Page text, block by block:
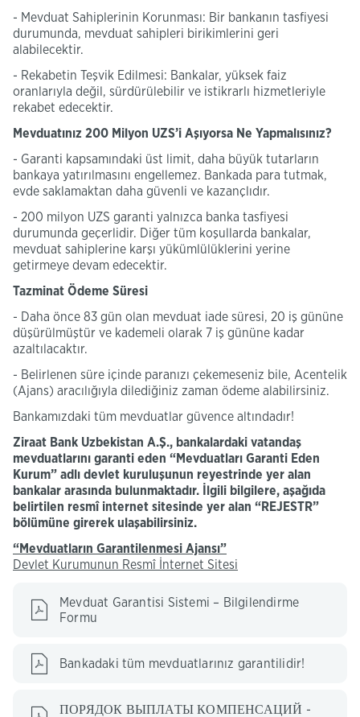
- Mevduat Sahiplerinin Korunması: Bir bankanın tasfiyesi
durumunda, mevduat sahipleri birikimlerini geri
alabilecektir.
- Rekabetin Teşvik Edilmesi: Bankalar, yüksek faiz
oranlarıyla değil, sürdürülebilir ve istikrarlı hizmetleriyle
rekabet edecektir.
Mevduatınız 200 Milyon UZS’i Aşıyorsa Ne Yapmalısınız?
- Garanti kapsamındaki üst limit, daha büyük tutarların
bankaya yatırılmasını engellemez. Bankada para tutmak,
evde saklamaktan daha güvenli ve kazançlıdır.
- 200 milyon UZS garanti yalnızca banka tasfiyesi
durumunda geçerlidir. Diğer tüm koşullarda bankalar,
mevduat sahiplerine karşı yükümlülüklerini yerine
getirmeye devam edecektir.
Tazminat Ödeme Süresi
- Daha önce 83 gün olan mevduat iade süresi, 20 iş gününe
düşürülmüştür ve kademeli olarak 7 iş gününe kadar
azaltılacaktır.
- Belirlenen süre içinde paranızı çekemeseniz bile, Acentelik
(Ajans) aracılığıyla dilediğiniz zaman ödeme alabilirsiniz.
Bankamızdaki tüm mevduatlar güvence altındadır!
Ziraat Bank Uzbekistan A.Ş., bankalardaki vatandaş
mevduatlarını garanti eden “Mevduatları Garanti Eden
Kurum” adlı devlet kuruluşunun reyestrinde yer alan
bankalar arasında bulunmaktadır.
İlgili bilgilere, aşağıda
belirtilen resmî internet sitesinde yer alan “REJESTR”
bölümüne girerek ulaşabilirsiniz.
“Mevduatların Garantilenmesi Ajansı”
Devlet Kurumunun Resmî İnternet Sitesi
Mevduat Garantisi Sistemi – Bilgilendirme
Formu
Bankadaki tüm mevduatlarınız garantilidir!
ПОРЯДОК ВЫПЛАТЫ КОМПЕНСАЦИЙ -